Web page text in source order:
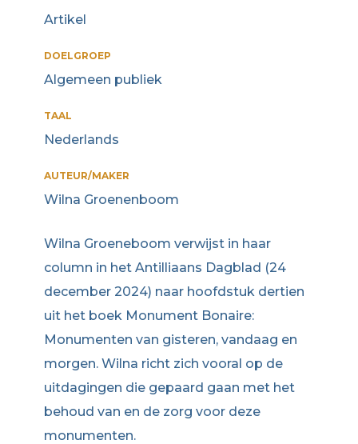
Artikel
DOELGROEP
Algemeen publiek
TAAL
Nederlands
AUTEUR/MAKER
Wilna Groenenboom
Wilna Groeneboom verwijst in haar
column in het Antilliaans Dagblad (24
december 2024) naar hoofdstuk dertien
uit het boek Monument Bonaire:
Monumenten van gisteren, vandaag en
morgen. Wilna richt zich vooral op de
uitdagingen die gepaard gaan met het
behoud van en de zorg voor deze
monumenten.